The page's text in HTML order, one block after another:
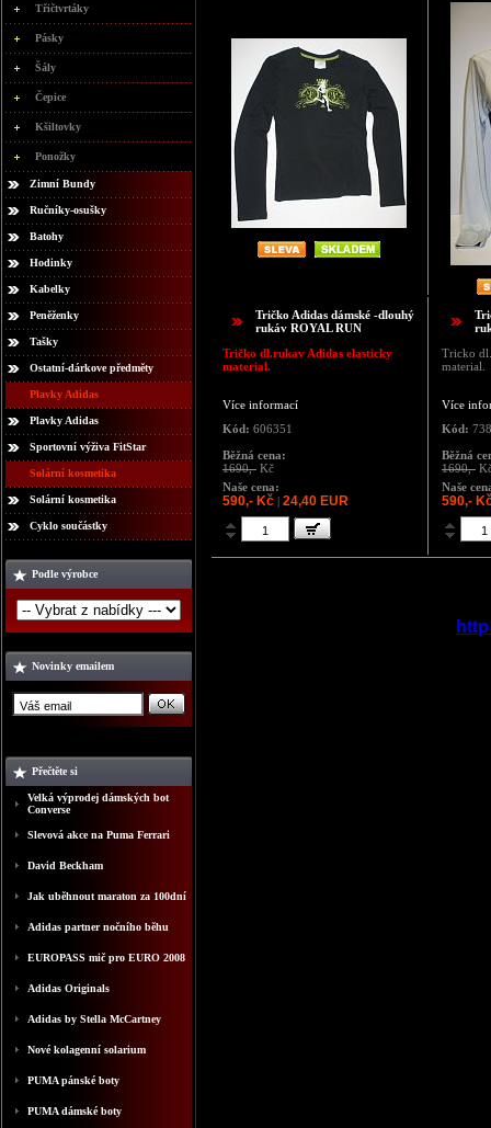
Třičtvrtáky
Pásky
Šály
Čepice
Kšiltovky
Ponožky
Zimní Bundy
Ručníky-osušky
Batohy
Hodinky
Kabelky
Peněženky
Tašky
Ostatní-dárkove předměty
Plavky Adidas
Plavky Adidas
Sportovní výživa FitStar
Solární kosmetika
Solární kosmetika
Cyklo součástky
Podle výrobce
Novinky emailem
Přečtěte si
Velká výprodej dámských bot
Converse
Slevová akce na Puma Ferrari
David Beckham
Jak uběhnout maraton za 100dní
Adidas partner nočního běhu
EUROPASS mič pro EURO 2008
Adidas Originals
Adidas by Stella McCartney
Nové kolagenní solarium
PUMA pánské boty
PUMA dámské boty
Tričko Adidas dámské -dlouhý
rukáv ROYAL RUN
Tričko dl.rukav Adidas elasticky
material.
Více informací
Kód: 606351
Běžná cena:
1690,- Kč
Naše cena:
590,- Kč | 24,40 EUR
Tricko
material.
Více
Kód:
Běžná
1690,-
Naše
590,-